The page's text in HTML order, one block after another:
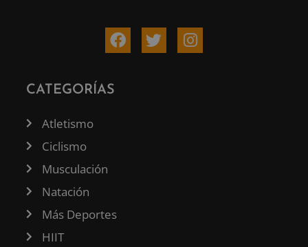
CATEGORÍAS
Atletismo
Ciclismo
Musculación
Natación
Más Deportes
HIIT